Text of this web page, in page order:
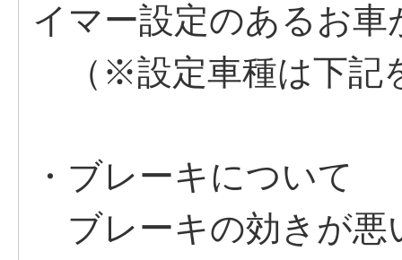
イマー設定のあるお車
（※設定車種は下記
・ブレーキについて
ブレーキの効きが悪